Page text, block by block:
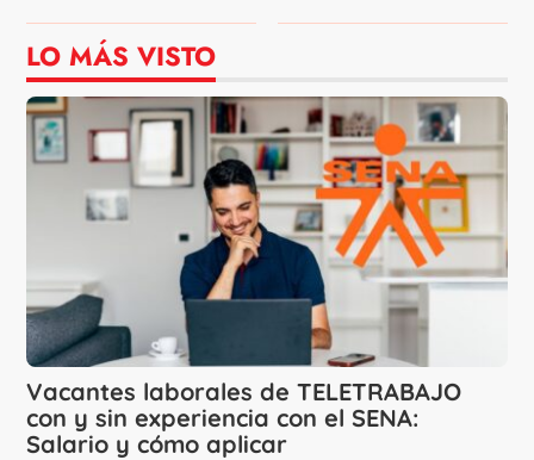
LO MÁS VISTO
Vacantes laborales de TELETRABAJO
con y sin experiencia con el SENA:
Salario y cómo aplicar